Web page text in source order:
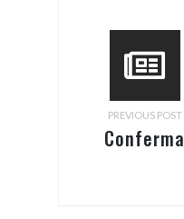
PREVIOUS POST
Conferma